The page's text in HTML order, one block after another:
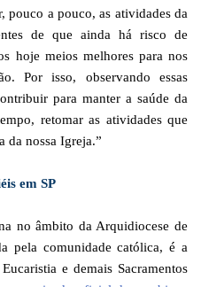
pouco a pouco, as atividades da
de que ainda há risco de
hoje meios melhores para nos
Por isso, observando essas
para manter a saúde da
retomar as atividades que
da nossa Igreja.”
em SP
no âmbito da Arquidiocese de
pela comunidade católica, é a
e demais Sacramentos